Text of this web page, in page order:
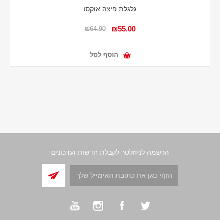
גלגלת פיצה אוקסו
₪55.00
₪64.90
הוסף לסל
הרשמה לניוזלטר לקבלת חדשות ועדכונים